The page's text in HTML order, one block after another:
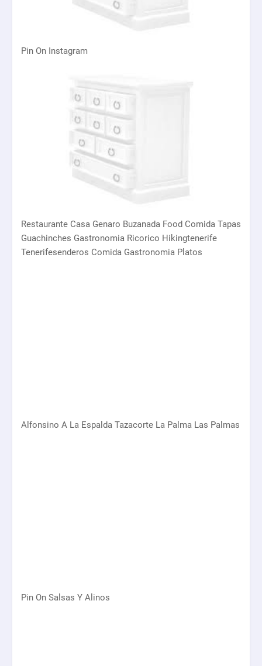
Pin On Instagram
Restaurante Casa Genaro Buzanada Food Comida Tapas
Guachinches Gastronomia Ricorico Hikingtenerife
Tenerifesenderos Comida Gastronomia Platos
Alfonsino A La Espalda Tazacorte La Palma Las Palmas
Pin On Salsas Y Alinos